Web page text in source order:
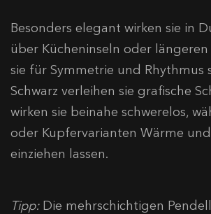
Besonders elegant wirken sie in
über Kücheninseln oder längeren
sie für Symmetrie und Rhythmus
Schwarz verleihen sie grafische
wirken sie beinahe schwerelos,
oder Kupfervarianten Wärme
einziehen lassen.
Tipp:Die mehrschichtigen